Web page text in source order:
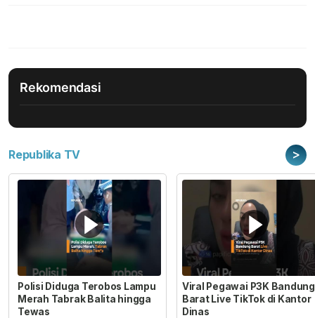
Rekomendasi
Republika TV >
Polisi Diduga Terobos Lampu
Merah Tabrak Balita hingga
Tewas
Viral Pegawai P3K Bandung
Barat Live TikTok di Kantor
Dinas